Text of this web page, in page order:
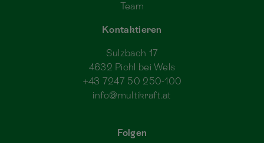
Folgen
Team
Kontaktieren
Sulzbach 17
4632 Pichl bei Wels
+43 7247 50 250-100
info@multikraft.at